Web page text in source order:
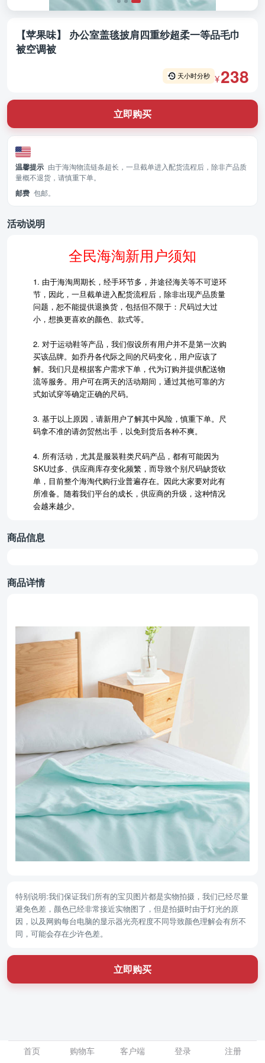
【苹果味】 办公室盖毯披肩四重纱超柔一等品毛巾
被空调被
天小时分秒 ¥238
立即购买
温馨提示 由于海淘物流链条超长，一旦截单进入配货流程后，除非产品质
量概不退货，请慎重下单。
邮费 包邮。
活动说明
全民海淘新用户须知
1. 由于海淘周期长，经手环节多，并途径海关等不可逆环
节，因此，一旦截单进入配货流程后，除非出现产品质量
问题，恕不能提供退换货，包括但不限于：尺码过大过
小，想换更喜欢的颜色、款式等。
2. 对于运动鞋等产品，我们假设所有用户并不是第一次购
买该品牌。如乔丹各代际之间的尺码变化，用户应该了
解。我们只是根据客户需求下单，代为订购并提供配送物
流等服务。用户可在两天的活动期间，通过其他可靠的方
式如试穿等确定正确的尺码。
3. 基于以上原因，请新用户了解其中风险，慎重下单。尺
码拿不准的请勿贸然出手，以免到货后各种不爽。
4. 所有活动，尤其是服装鞋类尺码产品，都有可能因为
SKU过多、供应商库存变化频繁，而导致个别尺码缺货砍
单，目前整个海淘代购行业普遍存在。因此大家要对此有
所准备。随着我们平台的成长，供应商的升级，这种情况
会越来越少。
商品信息
商品详情
特别说明:我们保证我们所有的宝贝图片都是实物拍摄，我们已经尽量
避免色差，颜色已经非常接近实物图了，但是拍摄时由于灯光的原
因，以及网购每台电脑的显示器光亮程度不同导致颜色理解会有所不
同，可能会存在少许色差。
立即购买
首页 购物车 客户端 登录 注册